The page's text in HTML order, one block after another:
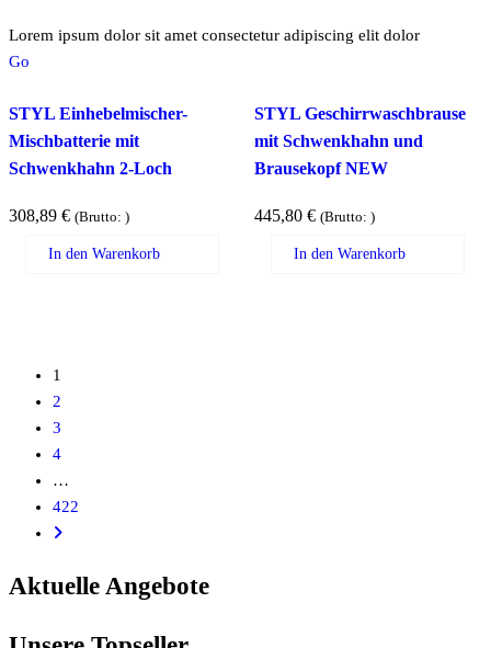
Lorem ipsum dolor sit amet consectetur adipiscing elit dolor
Go
STYL Einhebelmischer-
Mischbatterie mit
Schwenkhahn 2-Loch
308,89 € (Brutto: )
In den Warenkorb
STYL Geschirrwaschbrause
mit Schwenkhahn und
Brausekopf NEW
445,80 € (Brutto: )
In den Warenkorb
1
2
3
4
…
422
Aktuelle Angebote